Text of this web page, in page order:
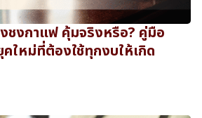
งชงกาแฟ คุ้มจริงหรือ? คู่มือ
ใหม่ที่ต้องใช้ทุกงบให้เกิด